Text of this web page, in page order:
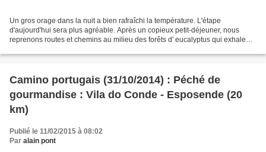
Un gros orage dans la nuit a bien rafraîchi la température. L'étape
d'aujourd'hui sera plus agréable. Après un copieux petit-déjeuner, nous
reprenons routes et chemins au milieu des forêts d' eucalyptus qui exhalent
Camino portugais (31/10/2014) : Péché de
gourmandise : Vila do Conde - Esposende (20
km)
Publié le 11/02/2015 à 08:02
Par alain pont